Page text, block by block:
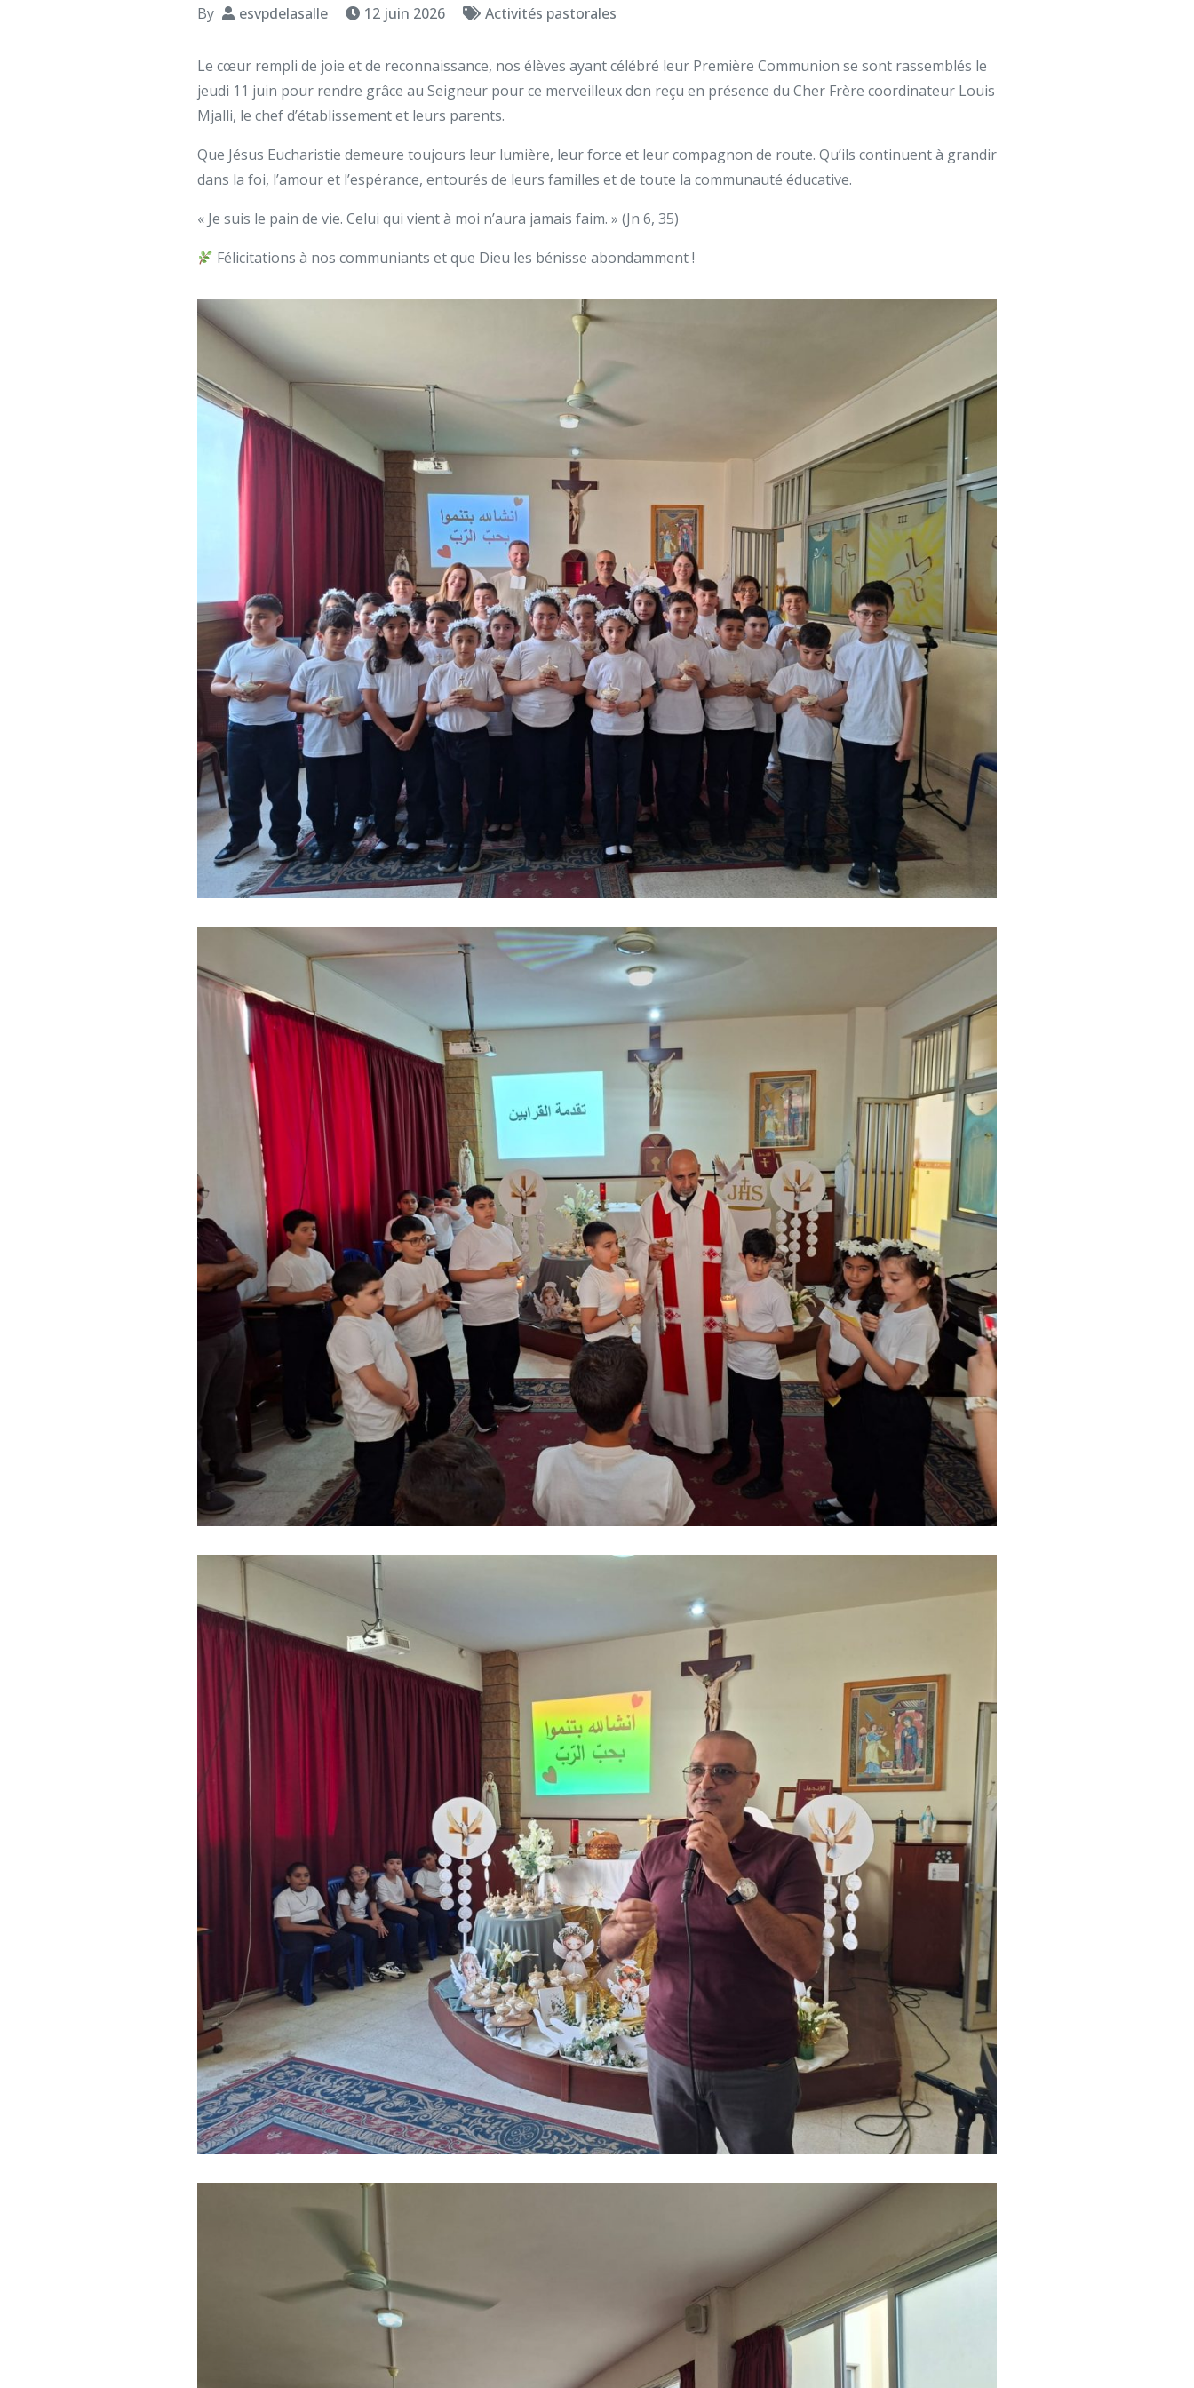
By esvpdelasalle 12 juin 2026 Activités pastorales
Le cœur rempli de joie et de reconnaissance, nos élèves ayant célébré leur Première Communion se sont rassemblés le
jeudi 11 juin pour rendre grâce au Seigneur pour ce merveilleux don reçu en présence du Cher Frère coordinateur Louis
Mjalli, le chef d’établissement et leurs parents.
Que Jésus Eucharistie demeure toujours leur lumière, leur force et leur compagnon de route. Qu’ils continuent à grandir
dans la foi, l’amour et l’espérance, entourés de leurs familles et de toute la communauté éducative.
« Je suis le pain de vie. Celui qui vient à moi n’aura jamais faim. » (Jn 6, 35)
Félicitations à nos communiants et que Dieu les bénisse abondamment !